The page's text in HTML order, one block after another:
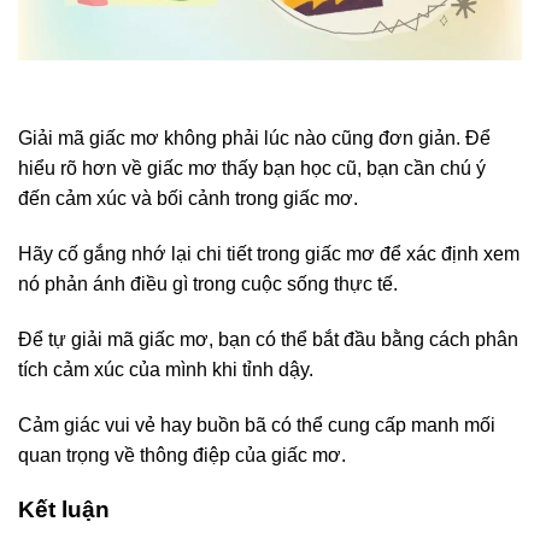
Giải mã giấc mơ không phải lúc nào cũng đơn giản. Để
hiểu rõ hơn về giấc mơ thấy bạn học cũ, bạn cần chú ý
đến cảm xúc và bối cảnh trong giấc mơ.
Hãy cố gắng nhớ lại chi tiết trong giấc mơ để xác định xem
nó phản ánh điều gì trong cuộc sống thực tế.
Để tự giải mã giấc mơ, bạn có thể bắt đầu bằng cách phân
tích cảm xúc của mình khi tỉnh dậy.
Cảm giác vui vẻ hay buồn bã có thể cung cấp manh mối
quan trọng về thông điệp của giấc mơ.
Kết luận